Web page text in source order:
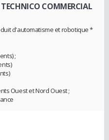
COMMERCIAL
d'automatisme et robotique *
;
Ouest et Nord Ouest ;